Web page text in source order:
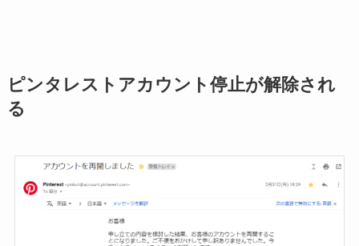
ピンタレストアカウント停止が解除され
る